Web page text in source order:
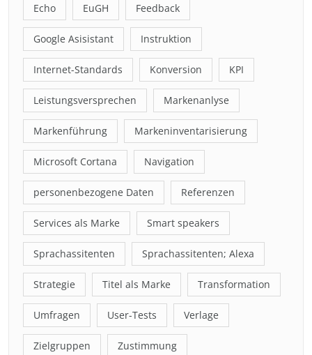
Echo EuGH Feedback
Google Asisistant Instruktion
Internet-Standards Konversion KPI
Leistungsversprechen Markenanlyse
Markenführung Markeninventarisierung
Microsoft Cortana Navigation
personenbezogene Daten Referenzen
Services als Marke Smart speakers
Sprachassitenten Sprachassitenten; Alexa
Strategie Titel als Marke Transformation
Umfragen User-Tests Verlage
Zielgruppen Zustimmung